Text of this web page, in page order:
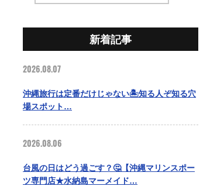
新着記事
2026.08.07
沖縄旅行は定番だけじゃない🏝️知る人ぞ知る穴
場スポット…
2026.08.06
台風の日はどう過ごす？🤔【沖縄マリンスポー
ツ専門店★水納島マーメイド…